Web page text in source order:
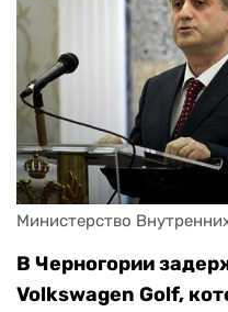
Министерство
В Черногории
Volkswagen Golf,